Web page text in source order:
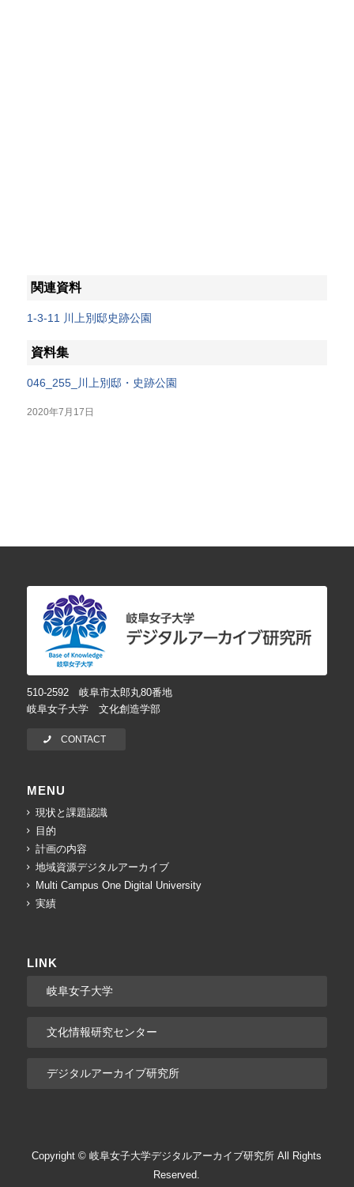
関連資料
1-3-11 川上別邸史跡公園
資料集
046_255_川上別邸・史跡公園
2020年7月17日
510-2592 岐阜市太郎丸80番地
岐阜女子大学 文化創造学部
CONTACT
MENU
現状と課題認識
目的
計画の内容
地域資源デジタルアーカイブ
Multi Campus One Digital University
実績
LINK
岐阜女子大学
文化情報研究センター
デジタルアーカイブ研究所
Copyright © 岐阜女子大学デジタルアーカイブ研究所 All Rights
Reserved.